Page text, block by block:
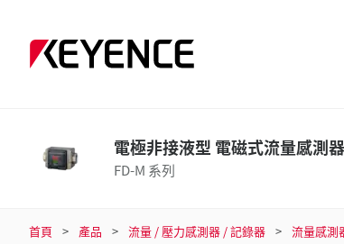
電極非接液型 電磁式流量感測器
FD-M 系列
首頁 產品 流量 / 壓力感測器 / 記錄器 流量感測